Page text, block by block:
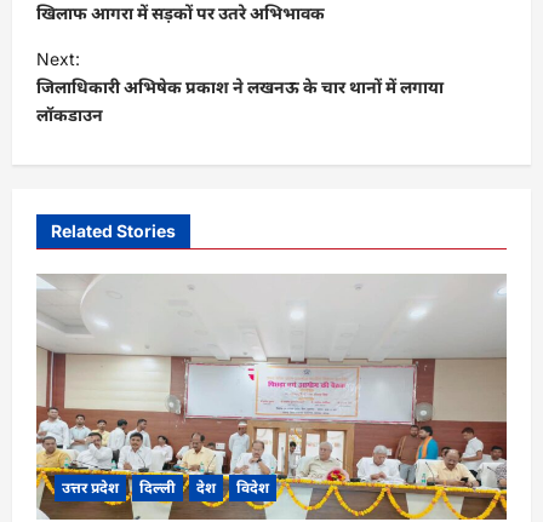
s
t
n
a
v
g
a
t
i
o
n
खिलाफ आगरा में सड़कों पर उतरे अभिभावक
Next:
जिलाधिकारी अभिषेक प्रकाश ने लखनऊ के चार थानों में लगाया
लॉकडाउन
Related Stories
उत्तर प्रदेश दिल्ली देश विदेश